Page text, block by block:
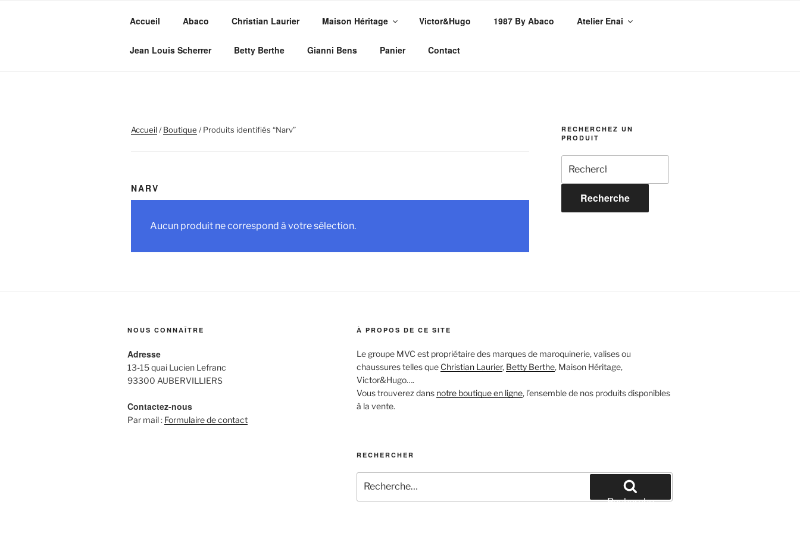
MVC GROUPE
Maroquinerie – Valises – Chaussures
Accueil Abaco Christian Laurier Maison Héritage Victor&Hugo 1987 By Abaco Atelier Enai
Jean Louis Scherrer Betty Berthe Gianni Bens Panier Contact
Accueil/Boutique / Produits identifiés “Narv”
NARV
Aucun produit ne correspond à votre sélection.
RECHERCHEZ UN
PRODUIT
pour :
Recherche
NOUS CONNAÎTRE
Adresse
13-15 quai Lucien Lefranc
93300 AUBERVILLIERS
Contactez-nous
Par mail : Formulaire de contact
À PROPOS DE CE SITE
Le groupe MVC est propriétaire des marques de maroquinerie, valises ou
chaussures telles que Christian Laurier, Betty Berthe, Maison Héritage,
Victor&Hugo….
Vous trouverez dans notre boutique en ligne, l’ensemble de nos produits disponibles
à la vente.
RECHERCHER
pour
:
Recherche